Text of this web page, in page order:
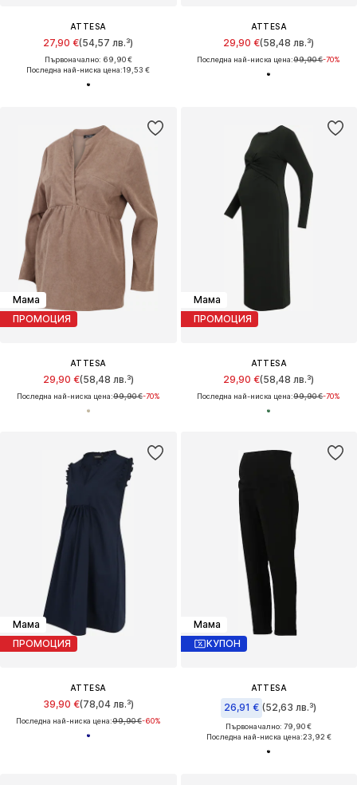
ATTESA
27,90 €(54,57 лв.³)
Първоначално: 69,90 €
Последна най-ниска цена:19,53 €
ATTESA
29,90 €(58,48 лв.³)
Последна най-ниска цена:99,90 €-70%
Мама
ПРОМОЦИЯ
ATTESA
29,90 €(58,48 лв.³)
Последна най-ниска цена:99,90 €-70%
Мама
ПРОМОЦИЯ
ATTESA
29,90 €(58,48 лв.³)
Последна най-ниска цена:99,90 €-70%
Мама
ПРОМОЦИЯ
ATTESA
39,90 €(78,04 лв.³)
Последна най-ниска цена:99,90 €-60%
Мама
КУПОН
ATTESA
26,91 € (52,63 лв.³)
Първоначално: 79,90 €
Последна най-ниска цена:23,92 €